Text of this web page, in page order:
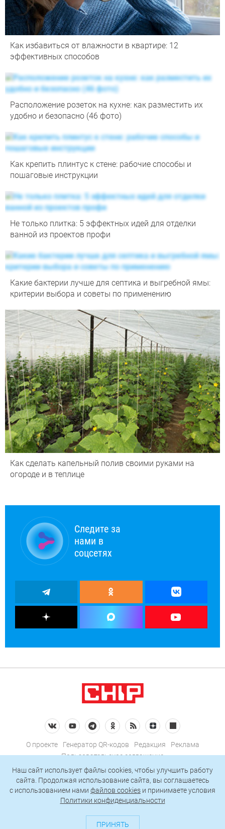
Как избавиться от влажности в квартире: 12
эффективных способов
Расположение розеток на кухне: как разместить их
удобно и безопасно (46 фото)
Как крепить плинтус к стене: рабочие способы и
пошаговые инструкции
Не только плитка: 5 эффектных идей для отделки
ванной из проектов профи
Какие бактерии лучше для септика и выгребной ямы:
критерии выбора и советы по применению
Как сделать капельный полив своими руками на
огороде и в теплице
Следите за
нами в
соцсетях
О проекте Генератор QR-кодов Редакция
Реклама
Пользовательское соглашение
Политика конфиденциальности
Подписаться на рассылку
127018, Москва, ул. Полковая, д. 3, стр. 4, помещение I, комн. 23
Наш сайт использует файлы cookies, чтобы улучшить работу
сайта. Продолжая использование сайта, вы соглашаетесь
c использованием нами файлов cookies и принимаете условия
Политики конфиденциальности
ПРИНЯТЬ